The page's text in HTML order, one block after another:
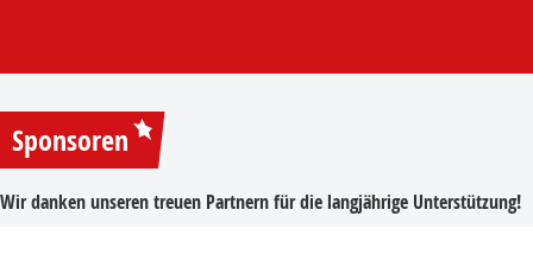
Sponsoren
Wir danken unseren treuen Partnern für die langjährige Unterstützung!